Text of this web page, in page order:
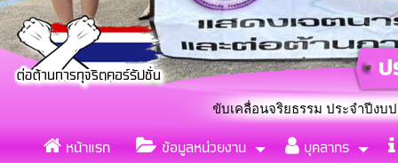
« แต่งตั้งคณะทำงานขับเคลื่อน
ตำบลกุดกว้าง ร่วมใจขับเคลื่อนจริยธรรม ประจำปีงบประมาณ 2569
หน้าแรก ข้อมูลหน่วยงาน บุคลากร